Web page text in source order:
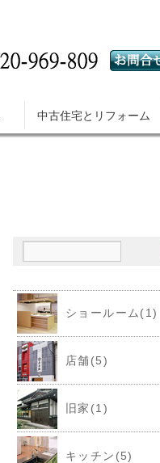
中古住宅とリフォーム
ショールーム(1)
店舗(5)
旧家(1)
キッチン(5)